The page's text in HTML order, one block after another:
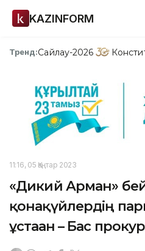
KAZINFORM
Тренд:Сайлау-2026
11:16, 05 Қаңтар 2023
«Дикий Арман»
қонақүйлердің
ұстаған – Бас